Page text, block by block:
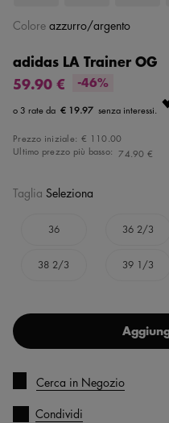
adidas LA Trainer OG
59.90 €
-46%
€ 19.97
Prezzo iniziale: € 110.00
Ultimo prezzo più basso: 74.90 €
Colore azzurro/argento
Taglia Seleziona
36 36 2/3
38 2/3 39 1/3
Cerca in Negozio
Condividi